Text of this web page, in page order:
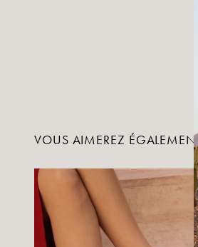
VOUS AIMEREZ ÉGALEMENT